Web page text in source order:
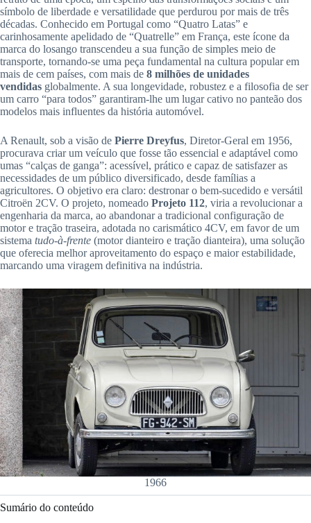
símbolo de liberdade e versatilidade que perdurou por mais de três
décadas. Conhecido em Portugal como “Quatro Latas” e
carinhosamente apelidado de “Quatrelle” em França, este ícone da
marca do losango transcendeu a sua função de simples meio de
transporte, tornando-se uma peça fundamental na cultura popular em
mais de cem países, com mais de 8 milhões de unidades
vendidas globalmente. A sua longevidade, robustez e a filosofia de ser
um carro “para todos” garantiram-lhe um lugar cativo no panteão dos
modelos mais influentes da história automóvel.
A Renault, sob a visão de Pierre Dreyfus, Diretor-Geral em 1956,
procurava criar um veículo que fosse tão essencial e adaptável como
umas “calças de ganga”: acessível, prático e capaz de satisfazer as
necessidades de um público diversificado, desde famílias a
agricultores. O objetivo era claro: destronar o bem-sucedido e versátil
Citroën 2CV. O projeto, nomeado Projeto 112, viria a revolucionar a
engenharia da marca, ao abandonar a tradicional configuração de
motor e tração traseira, adotada no carismático 4CV, em favor de um
sistema tudo-à-frente (motor dianteiro e tração dianteira), uma solução
que oferecia melhor aproveitamento do espaço e maior estabilidade,
marcando uma viragem definitiva na indústria.
1966
Sumário do conteúdo